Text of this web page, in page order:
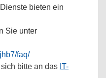
bieten ein
Sie unter
faq/
bitte an das IT-